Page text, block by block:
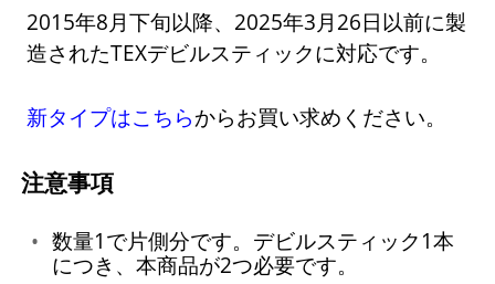
2015年8月下旬以降、2025年3月26日以前に製
造されたTEXデビルスティックに対応です。
新タイプはこちらからお買い求めください。
注意事項
数量1で片側分です。デビルスティック1本
につき、本商品が2つ必要です。